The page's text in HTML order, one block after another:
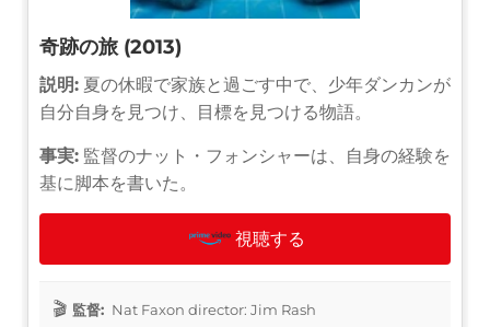
奇跡の旅 (2013)
説明: 夏の休暇で家族と過ごす中で、少年ダンカンが
自分自身を見つけ、目標を見つける物語。
事実: 監督のナット・フォンシャーは、自身の経験を
基に脚本を書いた。
視聴する
監督: Nat Faxon director: Jim Rash